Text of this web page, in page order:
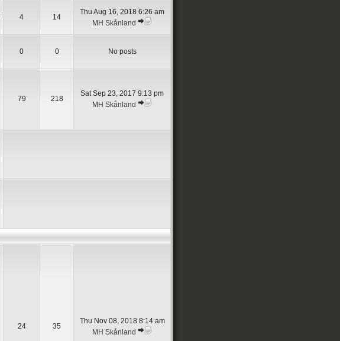
4 14
Thu Aug 16, 2018 6:26 am
MH Skånland
0 0 No posts
79 218
Sat Sep 23, 2017 9:13 pm
MH Skånland
24 35
Thu Nov 08, 2018 8:14 am
MH Skånland